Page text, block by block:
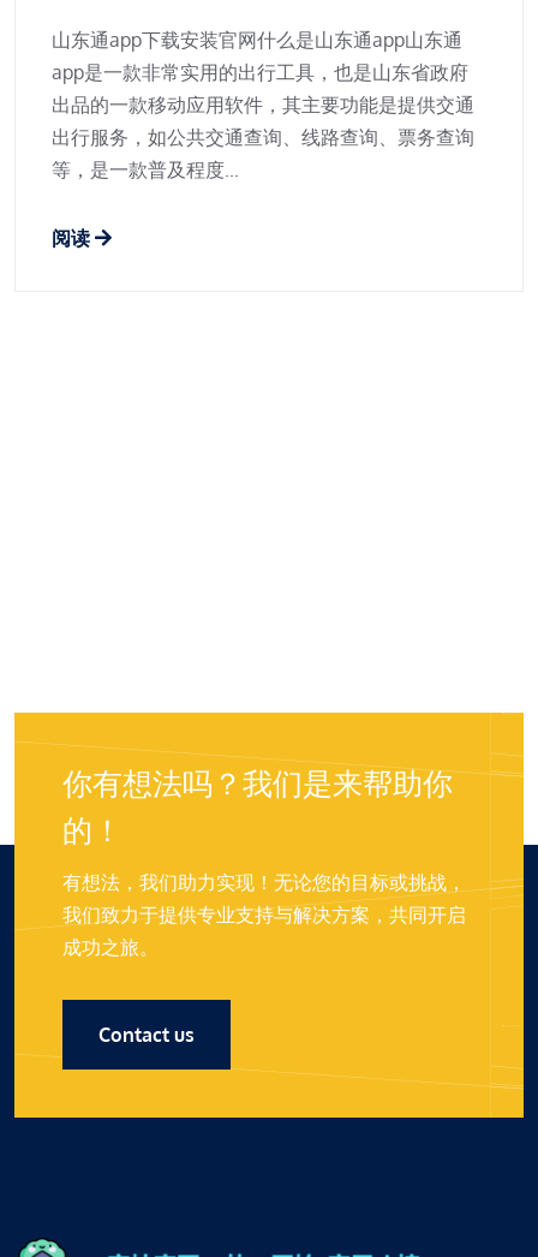
山东通app下载安装官网什么是山东通app山东通
app是一款非常实用的出行工具，也是山东省政府
出品的一款移动应用软件，其主要功能是提供交通
出行服务，如公共交通查询、线路查询、票务查询
等，是一款普及程度...
阅读
你有想法吗？我们是来帮助你
的！
有想法，我们助力实现！无论您的目标或挑战，
我们致力于提供专业支持与解决方案，共同开启
成功之旅。
Contact us